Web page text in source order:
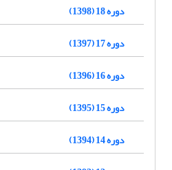
دوره 18 (1398)
دوره 17 (1397)
دوره 16 (1396)
دوره 15 (1395)
دوره 14 (1394)